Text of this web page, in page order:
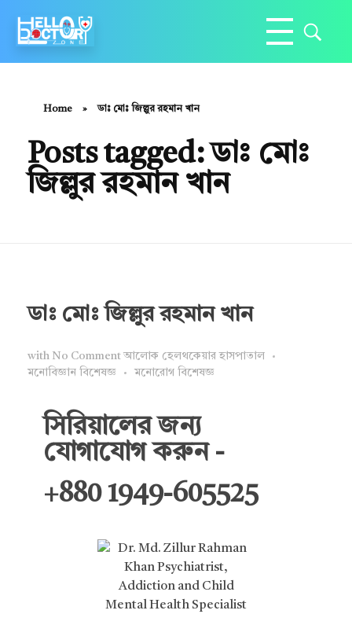
Home » ডাঃ মোঃ জিল্লুর রহমান খান
Posts tagged: ডাঃ মোঃ
জিল্লুর রহমান খান
ডাঃ মোঃ জিল্লুর রহমান খান
with No Comment আলোক হেলথকেয়ার হাসপাতাল
মনোবিজ্ঞান বিশেষজ্ঞ
মনোরোগ বিশেষজ্ঞ
সিরিয়ালের জন্য
যোগাযোগ করুন -
+880 1949-605525